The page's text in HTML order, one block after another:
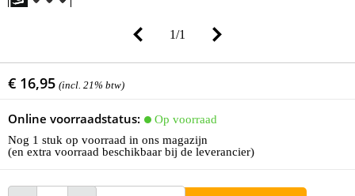
1/1
€ 16,95 (incl. 21% btw)
Online voorraadstatus:
Op voorraad
Nog 1 stuk op voorraad in ons magazijn
(en extra voorraad beschikbaar bij de leverancier)